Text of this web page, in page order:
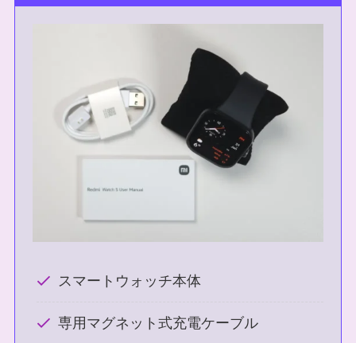
スマートウォッチ本体
専用マグネット式充電ケーブル